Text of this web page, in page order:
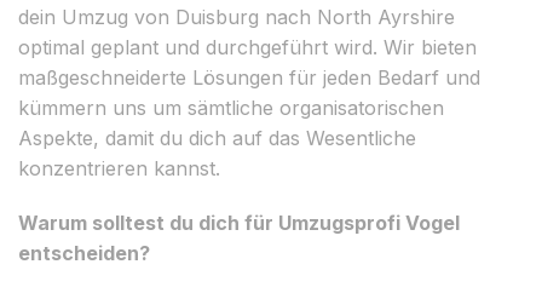
dein Umzug von Duisburg nach North Ayrshire
optimal geplant und durchgeführt wird. Wir bieten
maßgeschneiderte Lösungen für jeden Bedarf und
kümmern uns um sämtliche organisatorischen
Aspekte, damit du dich auf das Wesentliche
konzentrieren kannst.
Warum solltest du dich für Umzugsprofi Vogel
entscheiden?